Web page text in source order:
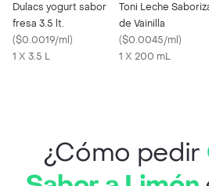
Dulacs yogurt sabor
fresa 3.5 lt.
($0.0019/ml)
1 X 3.5 L
Toni Leche
de Vainilla
($0.0045/ml)
1 X 200 mL
¿Cómo pedir